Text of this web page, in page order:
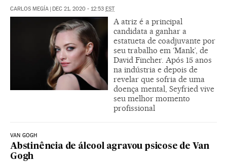
CARLOS MEGÍA DEC 21, 2020 - 12:53 EST
A atriz é a principal
candidata a ganhar a
estatueta de coadjuvante por
seu trabalho em ‘Mank’, de
David Fincher. Após 15 anos
na indústria e depois de
revelar que sofria de uma
doença mental, Seyfried vive
seu melhor momento
profissional
VAN GOGH
Abstinência de álcool agravou psicose de Van
Gogh